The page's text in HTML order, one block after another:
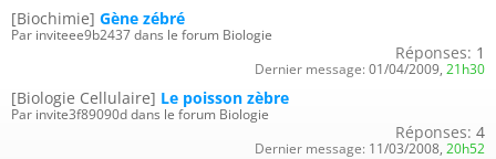
[Biochimie] Gène zébré
Par inviteee9b2437 dans le forum Biologie
Réponses: 1
Dernier message: 01/04/2009, 21h30
[Biologie Cellulaire] Le poisson zèbre
Par invite3f89090d dans le forum Biologie
Réponses: 4
Dernier message: 11/03/2008, 20h52